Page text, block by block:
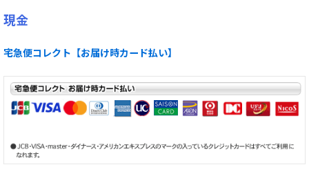
現金
宅急便コレクト【お届け時カード払い】